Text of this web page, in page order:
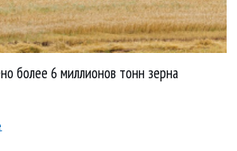
более 6 миллионов тонн зерна